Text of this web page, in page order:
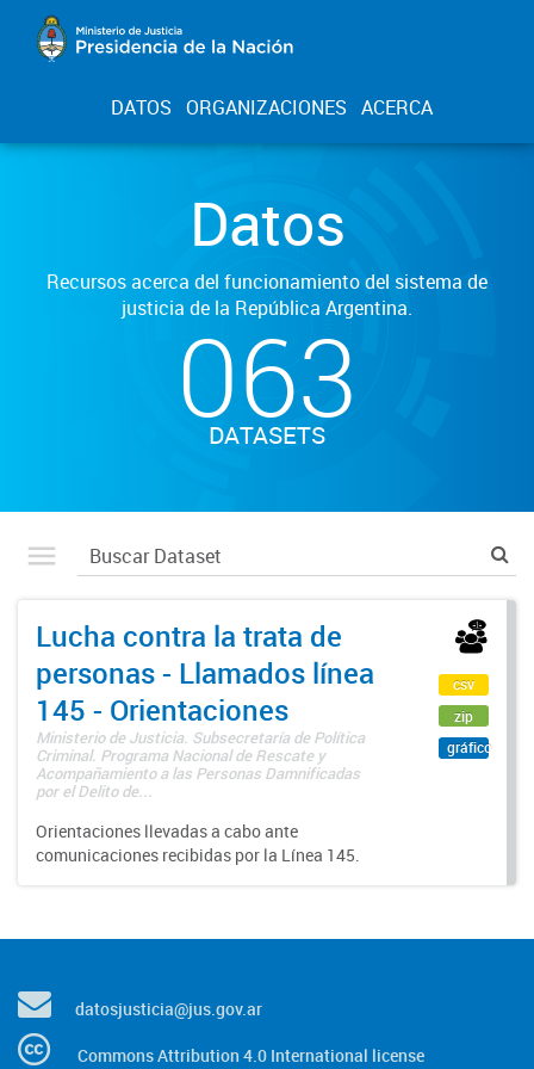
DATOS ORGANIZACIONES ACERCA
Datos
Recursos acerca del funcionamiento del sistema de
justicia de la República Argentina.
063
DATASETS
Lucha contra la trata de
personas - Llamados línea
145 - Orientaciones
Ministerio de Justicia. Subsecretaría de Política
Criminal. Programa Nacional de Rescate y
Acompañamiento a las Personas Damnificadas
por el Delito de...
Orientaciones llevadas a cabo ante
comunicaciones recibidas por la Línea 145.
csv
zip
gráfico
datosjusticia@jus.gov.ar
Commons Attribution 4.0 International license